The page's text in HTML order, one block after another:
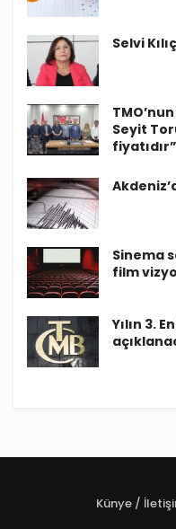
Selvi
Seyit
fiyatıdır”
Sinema
film
Yılın 3.
Künye /